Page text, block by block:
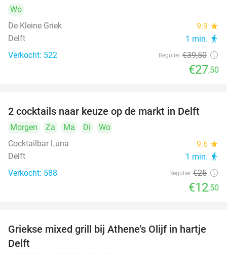
Wo
De Kleine Griek
9.9 star
Delft 1 min. directions_walk
Verkocht: 522 Regulier €39,50
€27,50
50%
2 cocktails naar keuze op de markt in Delft
Morgen Za Ma Di
Wo
Cocktailbar Luna
9.6 star
Delft 1 min. directions_walk
Verkocht: 588 Regulier €25
€12,50
26%
Griekse mixed grill bij Athene's Olijf in hartje
Delft